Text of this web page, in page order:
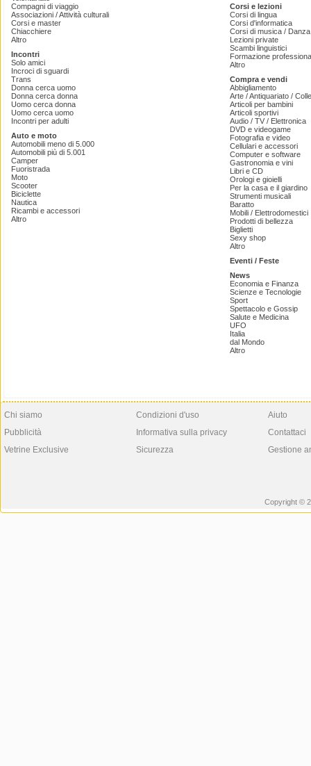
Compagni di viaggio
Associazioni / Attività culturali
Corsi e master
Chiacchiere
Altro
Incontri
Solo amici
Incroci di sguardi
Trans
Donna cerca uomo
Donna cerca donna
Uomo cerca donna
Uomo cerca uomo
Incontri per adulti
Auto e moto
Automobili meno di 5.000
Automobili più di 5.001
Camper
Fuoristrada
Moto
Scooter
Biciclette
Nautica
Ricambi e accessori
Altro
Corsi e lezioni
Corsi di lingua
Corsi d'informatica
Corsi di musica /
Lezioni private
Scambi linguistici
Formazione
Altro
Compra e vendi
Abbigliamento
Arte / Antiquariato /
Articoli per bambini
Articoli sportivi
Audio / TV / Elettronica
DVD e videogame
Fotografia e video
Cellulari e accessori
Computer e software
Gastronomia e vini
Libri e CD
Orologi e gioielli
Per la casa e il giardino
Strumenti musicali
Baratto
Mobili / Elettrodomestici
Prodotti di bellezza
Biglietti
Sexy shop
Altro
Eventi / Feste
News
Economia e Finanza
Scienze e Tecnologie
Sport
Spettacolo e Gossip
Salute e Medicina
UFO
Italia
dal Mondo
Altro
Chi siamo
Pubblicità
Vetrine Exclusive
Condizioni d'uso
Informativa sulla privacy
Sicurezza
Aiuto
Contattaci
Gestione
Copyright ©